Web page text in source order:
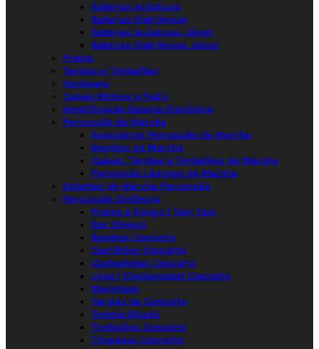
Baterias Acústicas
Baterias Eletrónicas
Baterias Acústicas Júnior
Baterias Eletrónicas Júnior
Pratos
Tarolas e Timbalões
Hardware
Caixas Ritmos e Pad's
Amplificação Bateria Eletrónica
Percussão de Marcha
Acessórios Percussão de Marcha
Bombos de Marcha
Caixas, Tarolas e Timbalões de Marcha
Percussão Lâminas de Marcha
Estantes de Marcha Percussão
Percussão Sinfónica
Pratos e Gongs | Tam Tam
Bar Chimes
Bombos Concerto
Carrilhões Concerto
Castanholas Concerto
Liras | Glockenspiel Concerto
Marimbas
Tarolas de Concerto
Temple Blocks
Timbalões Concerto
Tímpanos Concerto